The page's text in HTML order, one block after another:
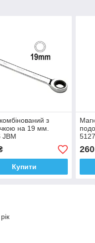
з
на 19 мм.
JBM
Купити
260